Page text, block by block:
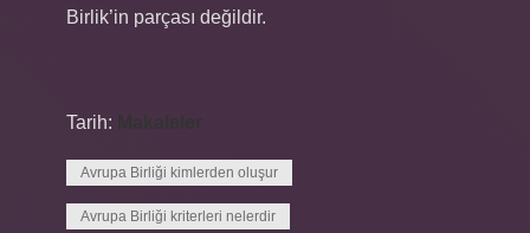
Birlik’in parçası değildir.
Tarih:
Avrupa Birliği kimlerden oluşur
Avrupa Birliği kriterleri nelerdir